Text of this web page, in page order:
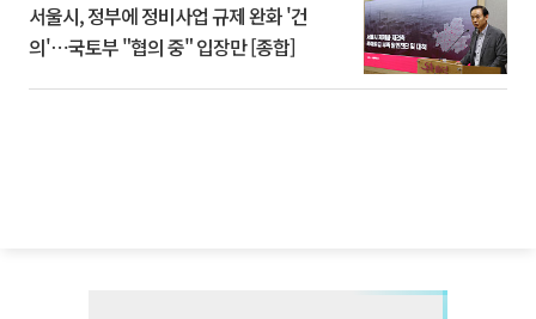
서울시, 정부에 정비사업 규제 완화 '건
의'⋯국토부 "협의 중" 입장만 [종합]